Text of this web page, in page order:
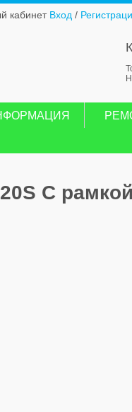
кабинет Вход /
С